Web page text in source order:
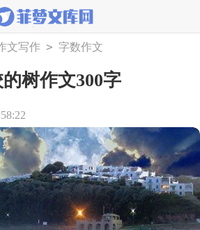
文写作 > 字数作文
树作文300字